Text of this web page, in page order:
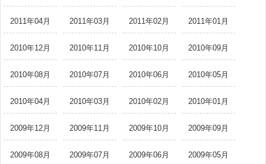
2011年04月 2011年03月 2011年02月 2011年01月
2010年12月 2010年11月 2010年10月 2010年09月
2010年08月 2010年07月 2010年06月 2010年05月
2010年04月 2010年03月 2010年02月 2010年01月
2009年12月 2009年11月 2009年10月 2009年09月
2009年08月 2009年07月 2009年06月 2009年05月